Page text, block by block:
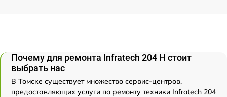
Почему для ремонта Infratech 204 Н стоит
выбрать нас
В Томске существует множество сервис-центров,
предоставляющих услуги по ремонту техники Infratech 204